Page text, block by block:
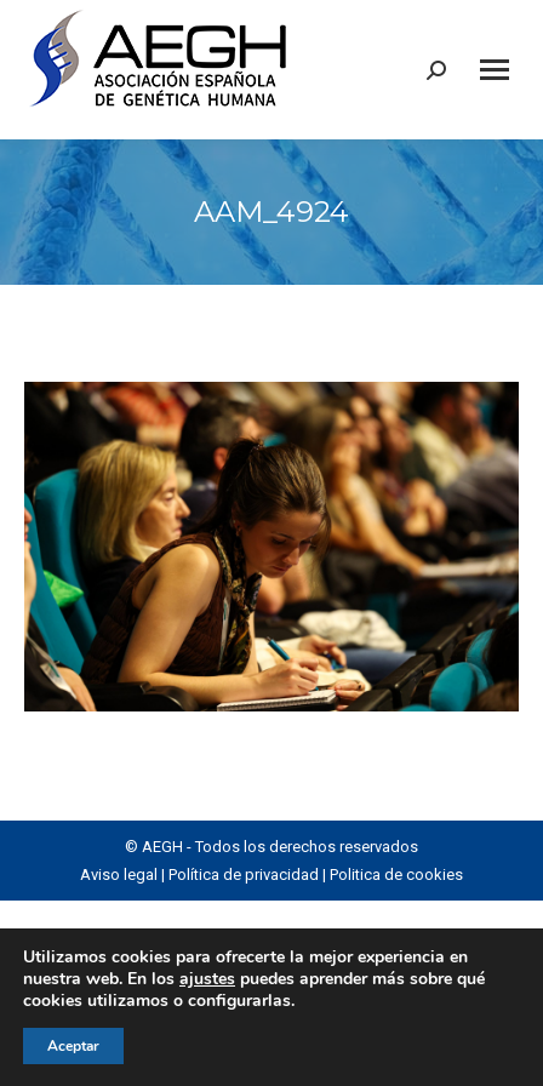
Buscar:
AAM_4924
© AEGH - Todos los derechos reservados
Aviso legal | Política de privacidad | Politica de cookies
Utilizamos cookies para ofrecerte la mejor experiencia en
nuestra web. En los ajustes puedes aprender más sobre qué
cookies utilizamos o configurarlas.
Aceptar